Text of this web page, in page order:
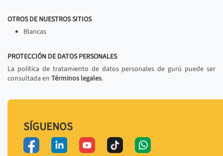
OTROS DE NUESTROS SITIOS
Blancas
PROTECCIÓN DE DATOS PERSONALES
La política de tratamiento de datos personales de gurú puede ser
consultada en Términos legales.
SÍGUENOS